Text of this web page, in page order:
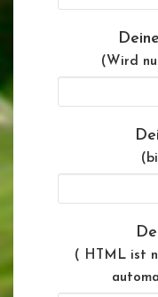
(Wird
( HTML ist